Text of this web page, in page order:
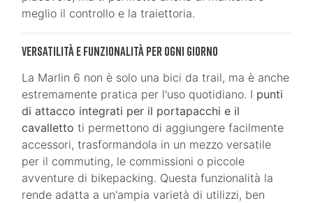
meglio il controllo e la traiettoria.
Versatilità e Funzionalità per Ogni Giorno
La Marlin 6 non è solo una bici da trail, ma è anche
estremamente pratica per l'uso quotidiano. I punti
di attacco integrati per il portapacchi e il
cavalletto ti permettono di aggiungere facilmente
accessori, trasformandola in un mezzo versatile
per il commuting, le commissioni o piccole
avventure di bikepacking. Questa funzionalità la
rende adatta a un'ampia varietà di utilizzi, ben